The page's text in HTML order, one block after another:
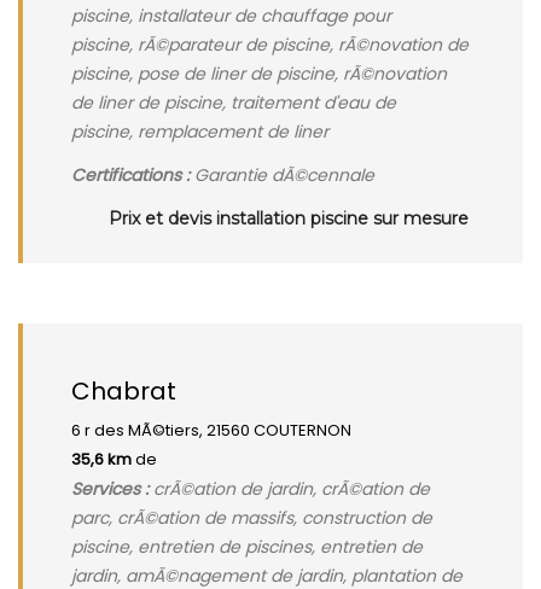
piscine, installateur de chauffage pour
piscine, rÃ©parateur de piscine, rÃ©novation de
piscine, pose de liner de piscine, rÃ©novation
de liner de piscine, traitement d'eau de
piscine, remplacement de liner
Certifications :Garantie dÃ©cennale
Prix et devis installation piscine sur mesure
Chabrat
6 r des MÃ©tiers, 21560 COUTERNON
35,6 kmde
Services :crÃ©ation de jardin, crÃ©ation de
parc, crÃ©ation de massifs, construction de
piscine, entretien de piscines, entretien de
jardin, amÃ©nagement de jardin, plantation de